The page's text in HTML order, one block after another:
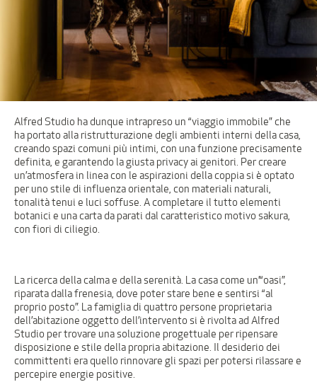
Alfred Studio ha dunque intrapreso un “viaggio immobile” che
ha portato alla ristrutturazione degli ambienti interni della casa,
creando spazi comuni più intimi, con una funzione precisamente
definita, e garantendo la giusta privacy ai genitori. Per creare
un’atmosfera in linea con le aspirazioni della coppia si è optato
per uno stile di influenza orientale, con materiali naturali,
tonalità tenui e luci soffuse. A completare il tutto elementi
botanici e una carta da parati dal caratteristico motivo sakura,
con fiori di ciliegio.
La ricerca della calma e della serenità. La casa come un’“oasi”,
riparata dalla frenesia, dove poter stare bene e sentirsi “al
proprio posto”. La famiglia di quattro persone proprietaria
dell’abitazione oggetto dell’intervento si è rivolta ad Alfred
Studio per trovare una soluzione progettuale per ripensare
disposizione e stile della propria abitazione. Il desiderio dei
committenti era quello rinnovare gli spazi per potersi rilassare e
percepire energie positive.